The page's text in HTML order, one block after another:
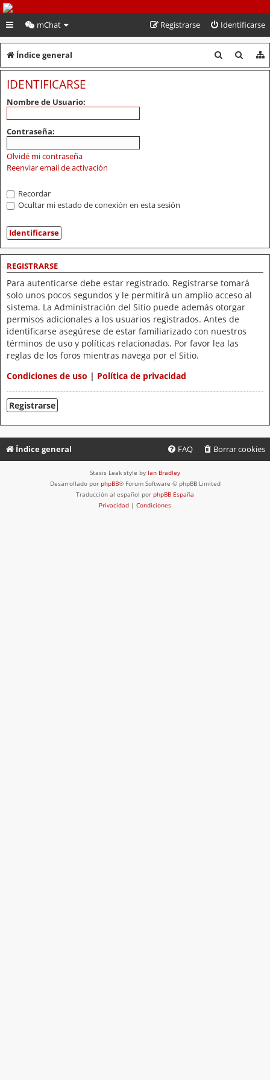
PeruVoley.com
mChat Identificarse
Registrarse
Índice general
u
u
IDENTIFICARSE
Nombre de Usuario:
Contraseña:
Olvidé mi contraseña
Reenviar email de activación
Recordar
Ocultar mi estado de conexión en esta sesión
REGISTRARSE
Para autenticarse debe estar registrado. Registrarse tomará
solo unos pocos segundos y le permitirá un amplio acceso al
sistema. La Administración del Sitio puede además otorgar
permisos adicionales a los usuarios registrados. Antes de
identificarse asegúrese de estar familiarizado con nuestros
términos de uso y políticas relacionadas. Por favor lea las
reglas de los foros mientras navega por el Sitio.
Condiciones de uso | Política de privacidad
Registrarse
Índice general Borrar cookies
FAQ
Stasis Leak style by Ian Bradley
Desarrollado por phpBB® Forum Software © phpBB Limited
Traducción al español por phpBB España
Privacidad | Condiciones